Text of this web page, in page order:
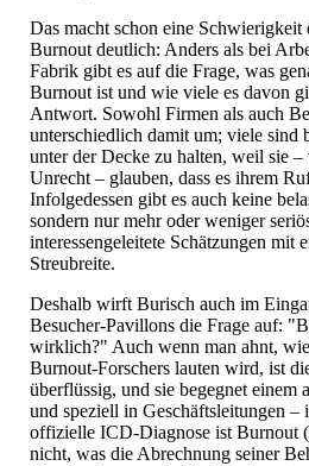
Das macht schon eine Schwierigkeit
Burnout deutlich: Anders als bei
Fabrik gibt es auf die Frage, was
Burnout ist und wie viele es davon
Antwort. Sowohl Firmen als auch
unterschiedlich damit um; viele sind
unter der Decke zu halten, weil sie
Unrecht – glauben, dass es ihrem
Infolgedessen gibt es auch keine
sondern nur mehr oder weniger
interessengeleitete Schätzungen mit
Streubreite.
Deshalb wirft Burisch auch im
Besucher-Pavillons die Frage auf:
wirklich?" Auch wenn man ahnt,
Burnout-Forschers lauten wird, ist
überflüssig, und sie begegnet einem
und speziell in Geschäftsleitungen –
offizielle ICD-Diagnose ist Burnout
nicht, was die Abrechnung seiner